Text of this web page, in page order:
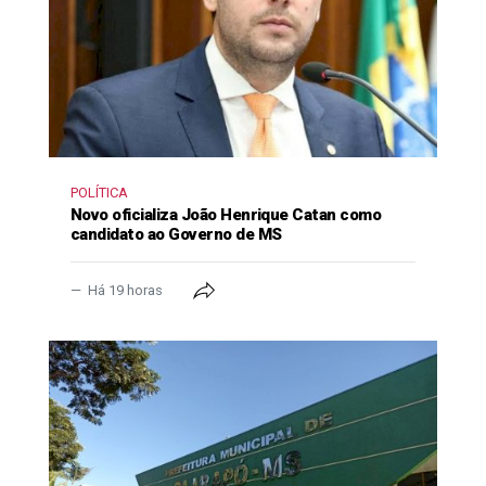
POLÍTICA
Novo oficializa João Henrique Catan como
candidato ao Governo de MS
Há 19 horas